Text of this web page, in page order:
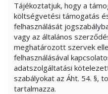
Tájékoztatjuk, hogy a
költségvetési támogatás
felhasználását
vagy az általános
meghatározott szervek
felhasználásával
adatszolgáltatási
szabályokat az Áht. 54. §,
tartalmazza.